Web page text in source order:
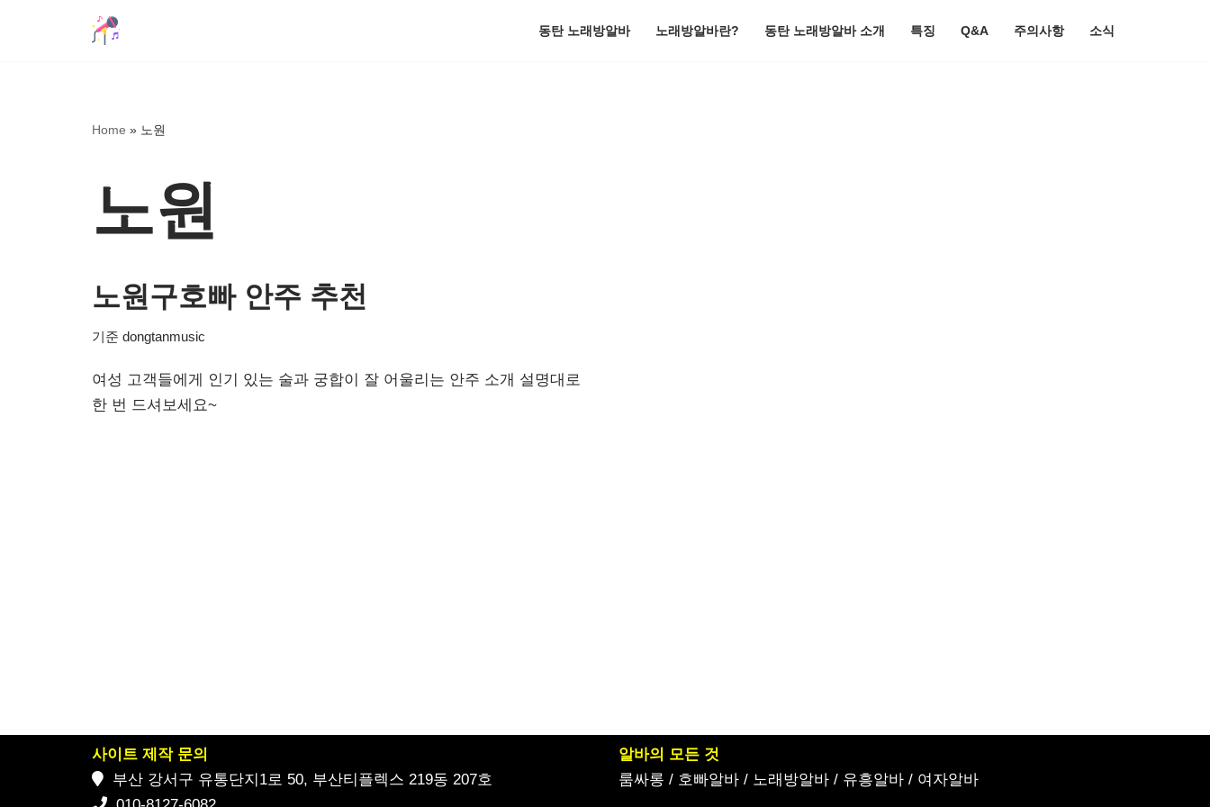
동탄 노래방알바 노래방알바란? 동탄 노래방알바 소개 특징 Q&A 주의사항 소식
Home » 노원
노원
노원구호빠 안주 추천
기준 dongtanmusic
여성 고객들에게 인기 있는 술과 궁합이 잘 어울리는 안주 소개 설명대로
한 번 드셔보세요~
사이트 제작 문의
부산 강서구 유통단지1로 50, 부산티플렉스 219동 207호
알바의 모든 것
룸싸롱 / 호빠알바 / 노래방알바 / 유흥알바 / 여자알바